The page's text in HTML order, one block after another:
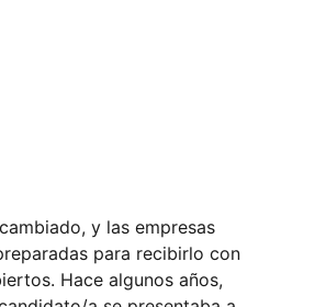
y las empresas
para recibirlo con
Hace algunos años,